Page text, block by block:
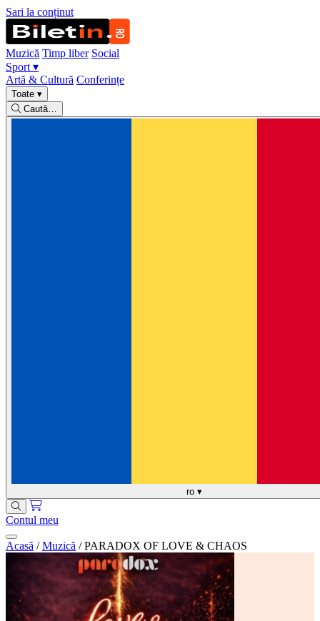
Sari la conținut
Muzică Timp liber Social
Sport ▾
Artă & Cultură Conferințe
Toate ▾
Caută…
ro ▾
Contul meu
Acasă / Muzică / PARADOX OF LOVE & CHAOS